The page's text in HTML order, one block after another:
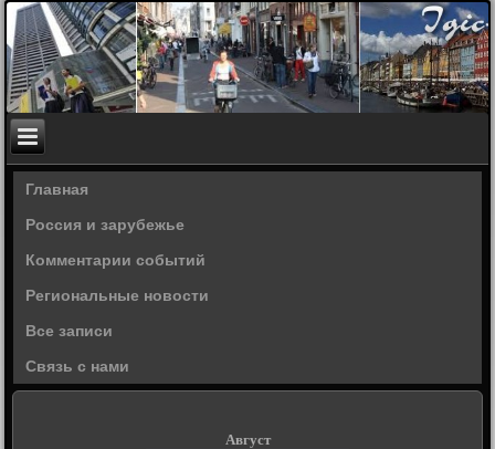
Главная
Россия и зарубежье
Комментарии событий
Региональные новости
Все записи
Связь с нами
Август